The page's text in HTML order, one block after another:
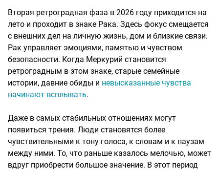
Вторая ретроградная фаза в 2026 году приходится на
лето и проходит в знаке Рака. Здесь фокус смещается
с внешних дел на личную жизнь, дом и близкие связи.
Рак управляет эмоциями, памятью и чувством
безопасности. Когда Меркурий становится
ретроградным в этом знаке, старые семейные
истории, давние обиды и невысказанные чувства
начинают всплывать.
Даже в самых стабильных отношениях могут
появиться трения. Люди становятся более
чувствительными к тону голоса, к словам и к паузам
между ними. То, что раньше казалось мелочью, может
вдруг приобрести большое значение. В этот период